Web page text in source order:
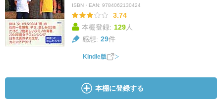
ISBN・EAN: 9784062130424
3.74
本棚登録: 129人
感想: 29件
Kindle版
本棚に登録する